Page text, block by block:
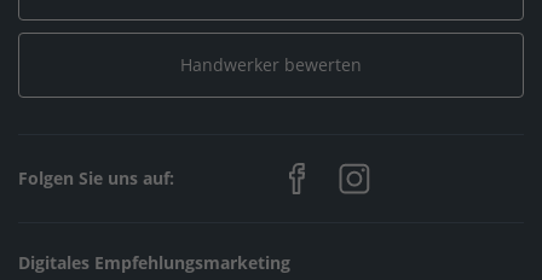
Handwerker bewerten
Folgen Sie uns auf:
Digitales Empfehlungsmarketing